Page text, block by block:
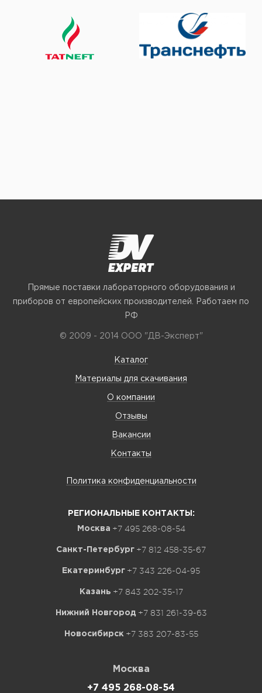
Прямые поставки лабораторного оборудования и
приборов от европейских производителей. Работаем по
РФ
© 2009 - 2014 ООО "ДВ-Эксперт"
Каталог
Материалы для скачивания
О компании
Отзывы
Вакансии
Контакты
Политика конфиденциальности
РЕГИОНАЛЬНЫЕ КОНТАКТЫ:
Москва +7 495 268-08-54
Санкт-Петербург +7 812 458-35-67
Екатеринбург +7 343 226-04-95
Казань +7 843 202-35-17
Нижний Новгород +7 831 261-39-63
Новосибирск +7 383 207-83-55
Москва
+7 495 268-08-54